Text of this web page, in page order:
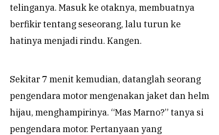
telinganya. Masuk ke otaknya, membuatnya
berfikir tentang seseorang, lalu turun ke
hatinya menjadi rindu. Kangen.
Sekitar 7 menit kemudian, datanglah seorang
pengendara motor mengenakan jaket dan helm
hijau, menghampirinya. “Mas Marno?” tanya si
pengendara motor. Pertanyaan yang